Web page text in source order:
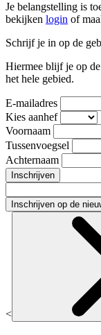
Je belangstelling is
bekijken login of
Schrijf je in op de
Hiermee blijf je op
het hele gebied.
E-mailadres
Kies aanhef
Voornaam
Tussenvoegsel
Achternaam
Inschrijven
Inschrijven op de
<